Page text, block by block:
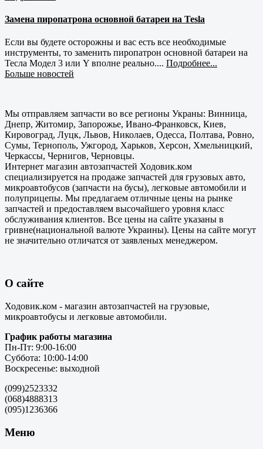
Замена пиропатрона основной батареи на Tesla
Если вы будете осторожны и вас есть все необходимые
инструменты, то заменить пиропатрон основной батареи на
Тесла Модел 3 или Y вполне реально.... Подробнее...
Больше новостей
Мы отправляем запчасти во все регионы Украны: Винница,
Днепр, Житомир, Запорожье, Ивано-Франковск, Киев,
Кировоград, Луцк, Львов, Николаев, Одесса, Полтава, Ровно,
Сумы, Тернополь, Ужгород, Харьков, Херсон, Хмельницкий,
Черкассы, Чернигов, Черновцы.
Интернет магазин автозапчастей Ходовик.ком
специализируется на продаже запчастей для грузовых авто,
микроавтобусов (запчасти на бусы), легковые автомобили и
полуприцепы. Мы предлагаем отличные цены на рынке
запчастей и предоставляем высочайшего уровня класс
обслуживания клиентов. Все цены на сайте указаны в
гривне(национальной валюте Украины). Цены на сайте могут
не значительно отличатся от заявленых менеджером.
О сайте
Ходовик.ком - магазин автозапчастей на грузовые,
микроавтобусы и легковые автомобили.
График работы магазина
Пн-Пт: 9:00-16:00
Суббота: 10:00-14:00
Воскресенье: выходной
(099)2523332
(068)4888313
(095)1236366
Меню